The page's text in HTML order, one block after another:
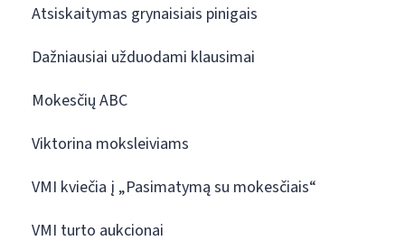
Atsiskaitymas grynaisiais pinigais
Dažniausiai užduodami klausimai
Mokesčių ABC
Viktorina moksleiviams
VMI kviečia į „Pasimatymą su mokesčiais“
VMI turto aukcionai